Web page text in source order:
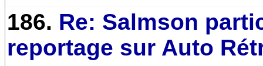
186. Re: Salmson
reportage sur Auto